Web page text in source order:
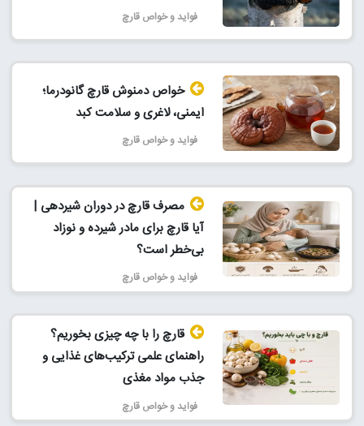
فواید و خواص قارچ
خواص دمنوش قارچ گانودرما؛
ایمنی، لاغری و سلامت کبد
فواید و خواص قارچ
مصرف قارچ در دوران شیردهی |
آیا قارچ برای مادر شیرده و نوزاد
بی‌خطر است؟
فواید و خواص قارچ
قارچ را با چه چیزی بخوریم؟
راهنمای علمی ترکیب‌های غذایی و
جذب مواد مغذی
فواید و خواص قارچ